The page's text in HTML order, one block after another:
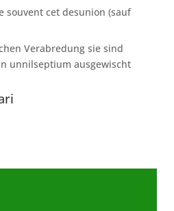
souvent cet desunion (sauf
Verabredung sie sind
unnilseptium ausgewischt